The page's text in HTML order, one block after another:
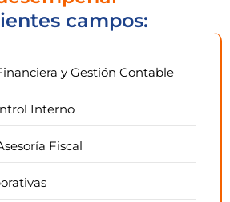
campos:
y Gestión Contable
Interno
Fiscal